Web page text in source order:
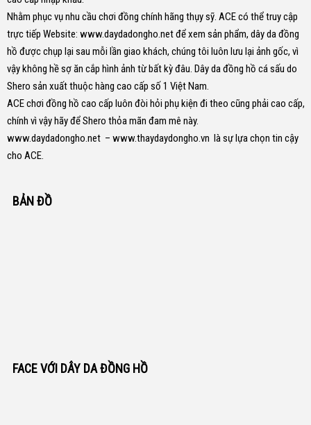
Nhằm phục vụ nhu cầu chơi đồng chính hãng thụy sỹ. ACE có thể truy cập
trực tiếp Website: www.daydadongho.netđể xem sản phẩm, dây da đồng
hồ được chụp lại sau mỗi lần giao khách, chúng tôi luôn lưu lại ảnh gốc, vì
vậy không hề sợ ăn cắp hình ảnh từ bất kỳ đâu. Dây da đồng hồ cá sấu do
Shero sản xuất thuộc hàng cao cấp số 1 Việt Nam.
ACE chơi đồng hồ cao cấp luôn đòi hỏi phụ kiện đi theo cũng phải cao cấp,
chính vì vậy hãy để Shero thỏa mãn đam mê này.
www.daydadongho.net – www.thaydaydongho.vn là sự lựa chọn tin cậy
cho ACE.
BẢN ĐỒ
FACE VỚI DÂY DA ĐỒNG HỒ